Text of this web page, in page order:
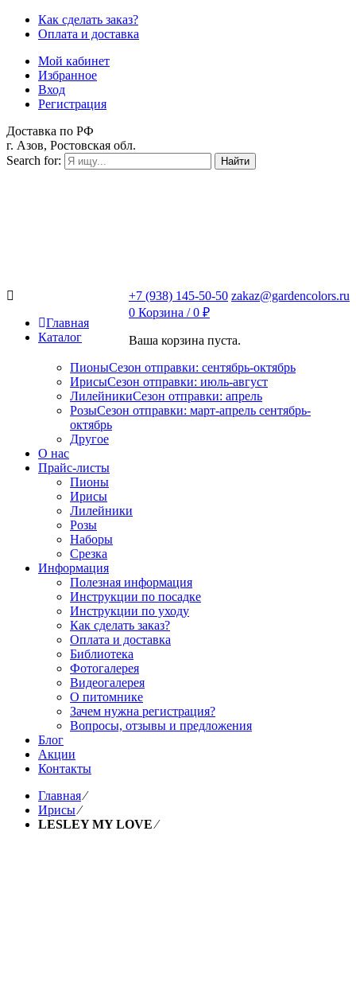
Как сделать заказ?
Оплата и доставка
Мой кабинет
Избранное
Вход
Регистрация
Доставка по РФ
г. Азов, Ростовская обл.
Search for:
Найти
+7 (938) 145-50-50 zakaz@gardencolors.ru
0 Корзина /0 ₽
Ваша корзина пуста.
Главная
Каталог
ПионыСезон отправки: сентябрь-октябрь
ИрисыСезон отправки: июль-август
ЛилейникиСезон отправки: апрель
РозыСезон отправки: март-апрель сентябрь-
октябрь
Другое
О нас
Прайс-листы
Пионы
Ирисы
Лилейники
Розы
Наборы
Срезка
Информация
Полезная информация
Инструкции по посадке
Инструкции по уходу
Как сделать заказ?
Оплата и доставка
Библиотека
Фотогалерея
Видеогалерея
О питомнике
Зачем нужна регистрация?
Вопросы, отзывы и предложения
Блог
Акции
Контакты
Главная⁄
Ирисы⁄
LESLEY MY LOVE⁄